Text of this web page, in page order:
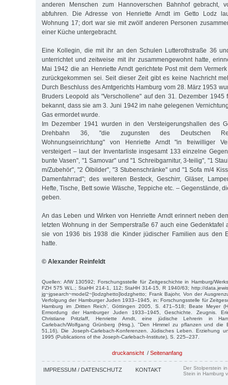
anderen Menschen zum Hannoverschen Bahnhof gebracht,
abfuhren. Die Adresse von Henriette Arndt im Getto Lodz
Wohnung 17; dort war sie mit zwölf anderen Personen
einer Küche untergebracht.
Eine Kollegin, die mit ihr an den Schulen Lutterothstraße 36
unterrichtet und zeitweise mit ihr zusammengewohnt hatte,
Mai 1942 die an Henriette Arndt gerichtete Post mit dem
zurückgekommen sei. Seit dieser Zeit gibt es keine Nachricht
Durch Beschluss des Amtgerichts Hamburg vom 28. März 1953
Bruders Leopold als "Verschollene" auf den 31. Dezember 1945
bekannt, dass sie am 3. Juni 1942 im nahe gelegenen
Gas ermordet wurde.
Im Dezember 1941 wurden in den Versteigerungshallen des
Drehbahn 36, "die zugunsten des Deutschen
Wohnungseinrichtung" von Henriette Arndt "in freiwilliger
versteigert – laut der Inventarliste insgesamt 133 einzelne
bunte Vasen", "1 Samovar" und "1 Schreibgarnitur, 3-teilig", "1
m/Zubehör", "2 Ölbilder", "3 Stubenschränke" und "1 Sofa m/4
Damenfahrrad"; des weiteren Besteck, Geschirr, Gläser,
Hefte, Tische, Bett sowie Wäsche, Teppiche etc. – Gegenstände,
geben.
An das Leben und Wirken von Henriette Arndt erinnert neben
letzten Wohnung in der Semperstraße 67 auch eine Gedenktafel
sie von 1936 bis 1938 die Kinder jüdischer Familien aus den
hatte.
© Alexander Reinfeldt
Quellen: AfW 130592; Forschungsstelle für Zeitgeschichte in Hamburg/
FZH 575 W.L.; StaHH 214-1, 112; StaHH 314-15, R 1940/63; http://
jg~jgsearch~model2~[lodzghetto]lodzghetto; Frank Bajohr, Von der
Verfolgung der Hamburger Juden 1933–1945, in: Forschungsstelle für
Hamburg im ‚Dritten Reich’, Göttingen 2005, S. 471–518; Beate Meyer
Ermordung der Hamburger Juden 1933–1945, Geschichte. Zeugnis.
Christiane Pritzlaff, Henriette Arndt, eine jüdische Lehrerin in
Carlebach/Wolfgang Grünberg (Hrsg.), "Den Himmel zu pflanzen und die
51,16), Die Joseph-Carlebach-Konferenzen. Jüdisches Leben. Erziehung
1995 (Publications of the Joseph-Carlebach-Institute), S. 225–237.
druckansicht / Seitenanfang
IMPRESSUM / DATENSCHUTZ KONTAKT
Der Stolperstein
Stein in Hamburg